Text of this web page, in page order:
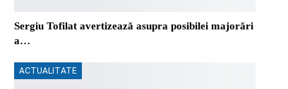
Sergiu Tofilat avertizează asupra posibilei majorări
a…
ACTUALITATE